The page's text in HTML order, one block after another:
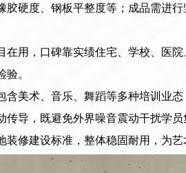
胶硬度、钢板平整度等；成品需进
在用，口碑靠实绩住宅、学校、医
。
含美术、音乐、舞蹈等多种培训业
传导，既避免外界噪音震动干扰学
装修建设标准，整体稳固耐用，为艺